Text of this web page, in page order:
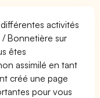
activités
Bonnetière sur
êtes
assimilé en tant
créé une page
pour vous